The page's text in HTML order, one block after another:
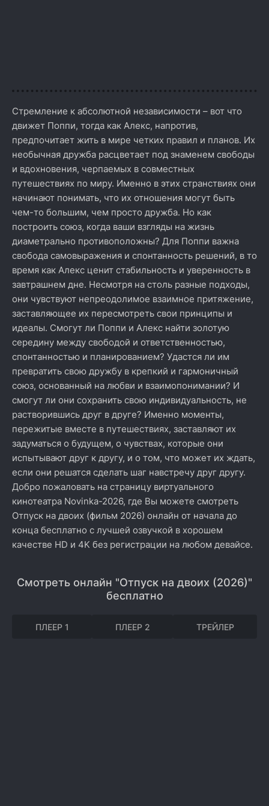
Стремление к абсолютной независимости – вот что
движет Поппи, тогда как Алекс, напротив,
предпочитает жить в мире четких правил и планов. Их
необычная дружба расцветает под знаменем свободы
и вдохновения, черпаемых в совместных
путешествиях по миру. Именно в этих странствиях они
начинают понимать, что их отношения могут быть
чем-то большим, чем просто дружба. Но как
построить союз, когда ваши взгляды на жизнь
диаметрально противоположны? Для Поппи важна
свобода самовыражения и спонтанность решений, в то
время как Алекс ценит стабильность и уверенность в
завтрашнем дне. Несмотря на столь разные подходы,
они чувствуют непреодолимое взаимное притяжение,
заставляющее их пересмотреть свои принципы и
идеалы. Смогут ли Поппи и Алекс найти золотую
середину между свободой и ответственностью,
спонтанностью и планированием? Удастся ли им
превратить свою дружбу в крепкий и гармоничный
союз, основанный на любви и взаимопонимании? И
смогут ли они сохранить свою индивидуальность, не
растворившись друг в друге? Именно моменты,
пережитые вместе в путешествиях, заставляют их
задуматься о будущем, о чувствах, которые они
испытывают друг к другу, и о том, что может их ждать,
если они решатся сделать шаг навстречу друг другу.
Добро пожаловать на страницу виртуального
кинотеатра Novinka-2026, где Вы можете смотреть
Отпуск на двоих (фильм 2026) онлайн от начала до
конца бесплатно с лучшей озвучкой в хорошем
качестве HD и 4K без регистрации на любом девайсе.
Смотреть онлайн "Отпуск на двоих (2026)"
бесплатно
ПЛЕЕР 1 ПЛЕЕР 2 ТРЕЙЛЕР